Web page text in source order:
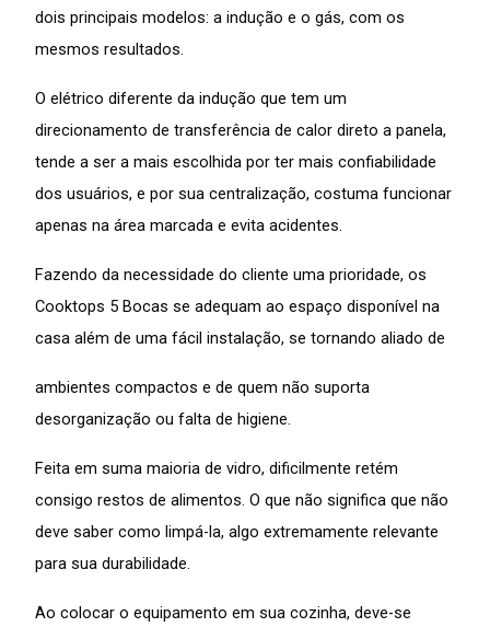
dois principais modelos: a indução e o gás, com os
mesmos resultados.
O elétrico diferente da indução que tem um
direcionamento de transferência de calor direto a panela,
tende a ser a mais escolhida por ter mais confiabilidade
dos usuários, e por sua centralização, costuma funcionar
apenas na área marcada e evita acidentes.
Fazendo da necessidade do cliente uma prioridade, os
Cooktops 5 Bocas se adequam ao espaço disponível na
casa além de uma fácil instalação, se tornando aliado de
ambientes compactos e de quem não suporta
desorganização ou falta de higiene.
Feita em suma maioria de vidro, dificilmente retém
consigo restos de alimentos. O que não significa que não
deve saber como limpá-la, algo extremamente relevante
para sua durabilidade.
Ao colocar o equipamento em sua cozinha, deve-se